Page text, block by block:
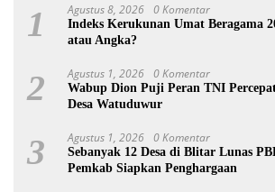
1 Agustus 8, 2026 0 Komentar
Indeks Kerukunan Umat Beragama
atau Angka?
2 Agustus 1, 2026 0 Komentar
Wabup Dion Puji Peran TNI
Desa Watuduwur
3 Agustus 1, 2026 0 Komentar
Sebanyak 12 Desa di Blitar Lunas
Pemkab Siapkan Penghargaan